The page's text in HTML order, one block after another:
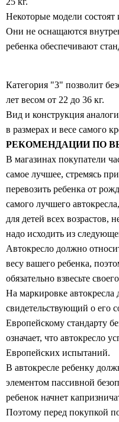
Некоторые модели состоят
Они не оснащаются
ребенка обеспечивают
Категория "3" позволит
лет весом от 22 до 36 кг.
Вид и конструкция
в размерах и весе самого
РЕКОМЕНДАЦИИ ПО
В магазинах покупатели
самое лучшее, стремясь
перевозить ребенка от
самого лучшего
для детей всех возрастов,
надо исходить из
Автокресло должно
весу вашего ребенка,
обязательно взвесьте
На маркировке
свидетельствующий о его
Европейскому стандарту
означает, что автокресло
Европейских испытаний.
В автокресле ребенку
элементом пассивной
ребенок начнет
Поэтому перед покупкой